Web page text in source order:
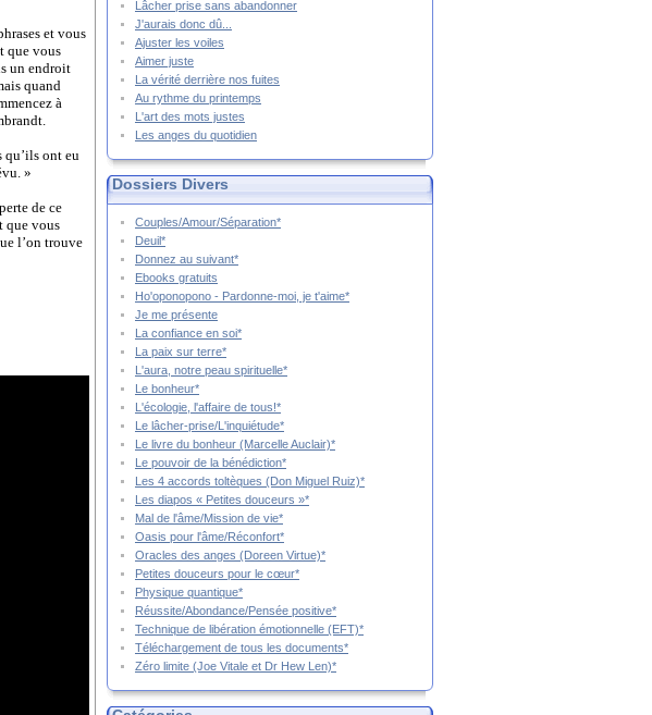
et vous
que vous
un endroit
quand
à
ont eu
»
de ce
que vous
l’on trouve
Lâcher prise sans abandonner
J'aurais donc dû...
Ajuster les voiles
Aimer juste
La vérité derrière nos fuites
Au rythme du printemps
L'art des mots justes
Les anges du quotidien
Dossiers Divers
Couples/Amour/Séparation*
Deuil*
Donnez au suivant*
Ebooks gratuits
Ho'oponopono - Pardonne-moi, je t'aime*
Je me présente
La confiance en soi*
La paix sur terre*
L'aura, notre peau spirituelle*
Le bonheur*
L'écologie, l'affaire de tous!*
Le lâcher-prise/L'inquiétude*
Le livre du bonheur (Marcelle Auclair)*
Le pouvoir de la bénédiction*
Les 4 accords toltèques (Don Miguel Ruiz)*
Les diapos « Petites douceurs »*
Mal de l'âme/Mission de vie*
Oasis pour l'âme/Réconfort*
Oracles des anges (Doreen Virtue)*
Petites douceurs pour le cœur*
Physique quantique*
Réussite/Abondance/Pensée positive*
Technique de libération émotionnelle (EFT)*
Téléchargement de tous les documents*
Zéro limite (Joe Vitale et Dr Hew Len)*